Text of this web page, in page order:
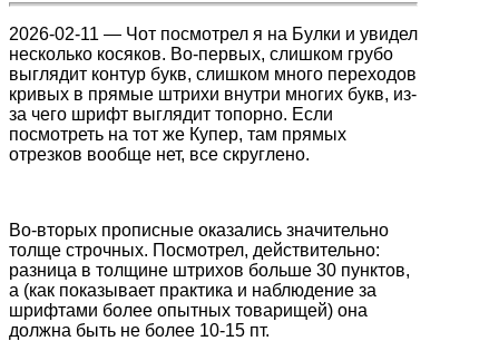
2026-02-11 — Чот посмотрел я на Булки и увидел
несколько косяков. Во-первых, слишком грубо
выглядит контур букв, слишком много переходов
кривых в прямые штрихи внутри многих букв, из-
за чего шрифт выглядит топорно. Если
посмотреть на тот же Купер, там прямых
отрезков вообще нет, все скруглено.
Во-вторых прописные оказались значительно
толще строчных. Посмотрел, действительно:
разница в толщине штрихов больше 30 пунктов,
а (как показывает практика и наблюдение за
шрифтами более опытных товарищей) она
должна быть не более 10-15 пт.